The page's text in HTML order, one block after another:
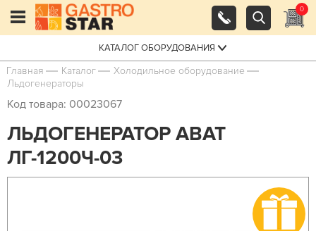
0
КАТАЛОГ ОБОРУДОВАНИЯ
Главная Каталог
Холодильное оборудование
Льдогенераторы
Код товара: 00023067
ЛЬДОГЕНЕРАТОР ABAT
ЛГ-1200Ч-03